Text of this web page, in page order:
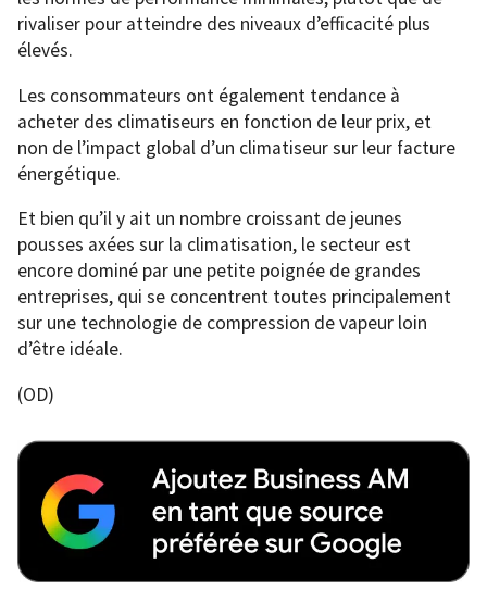
rivaliser pour atteindre des niveaux d’efficacité plus
élevés.
Les consommateurs ont également tendance à
acheter des climatiseurs en fonction de leur prix, et
non de l’impact global d’un climatiseur sur leur facture
énergétique.
Et bien qu’il y ait un nombre croissant de jeunes
pousses axées sur la climatisation, le secteur est
encore dominé par une petite poignée de grandes
entreprises, qui se concentrent toutes principalement
sur une technologie de compression de vapeur loin
d’être idéale.
(OD)